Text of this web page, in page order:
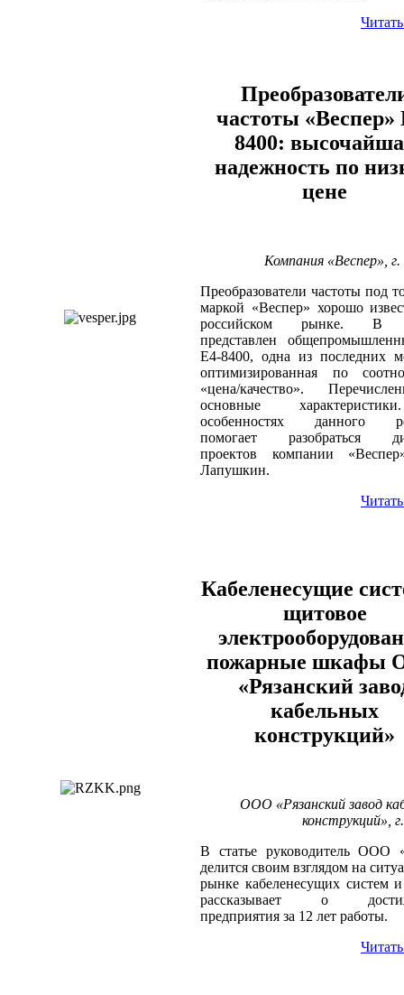
частоты «Веспер»
8400:
надежность по
цене
Компания «Веспер»,
Преобразователи частоты под
маркой «Веспер» хорошо
российском рынке. В
представлен
E4-8400, одна из последних
оптимизированная по
«цена/качество».
основные
особенностях данного
помогает разобраться
проектов компании
Лапушкин.
Кабеленесущие
щитовое
пожарные шкафы
«Рязанский
кабельных
конструкций»
ООО «Рязанский завод
конструкций»,
В статье руководитель ООО
делится своим взглядом на
рынке кабеленесущих систем и
рассказывает о
предприятия за 12 лет работы.